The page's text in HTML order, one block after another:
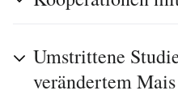
Umstrittene
verändertem Mais